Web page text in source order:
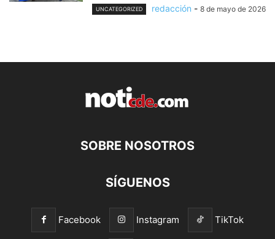
UNCATEGORIZED redacción - 8 de mayo de 2026
SOBRE NOSOTROS
SÍGUENOS
Facebook Instagram TikTok